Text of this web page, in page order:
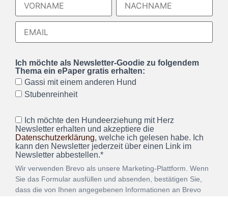
Ich möchte als Newsletter-Goodie zu folgendem
Thema ein ePaper gratis erhalten:
Gassi mit einem anderen Hund
Stubenreinheit
Ich möchte den Hundeerziehung mit Herz
Newsletter erhalten und akzeptiere die
Datenschutzerklärung, welche ich gelesen habe. Ich
kann den Newsletter jederzeit über einen Link im
Newsletter abbestellen.*
Wir verwenden Brevo als unsere Marketing-Plattform. Wenn
Sie das Formular ausfüllen und absenden, bestätigen Sie,
dass die von Ihnen angegebenen Informationen an Brevo